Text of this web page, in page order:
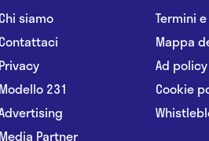
Chi siamo
Contattaci
Privacy
Modello 231
Media Partner
Termini
Mappa
Ad policy
Cookie